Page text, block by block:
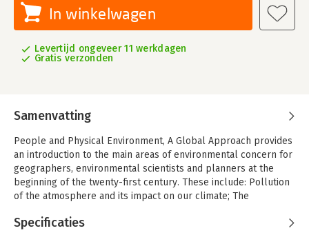
In winkelwagen
Levertijd ongeveer 11 werkdagen
Gratis verzonden
Samenvatting
People and Physical Environment, A Global Approach provides
an introduction to the main areas of environmental concern for
geographers, environmental scientists and planners at the
beginning of the twenty-first century. These include: Pollution
of the atmosphere and its impact on our climate; The
water; Degradation of the land, and Biodiversity, and the need
Specificaties